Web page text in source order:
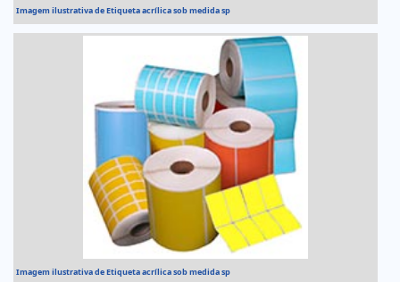
Imagem ilustrativa de Etiqueta acrílica sob medida sp
Imagem ilustrativa de Etiqueta acrílica sob medida sp